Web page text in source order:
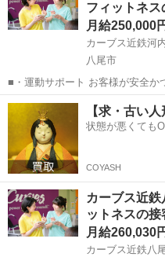
フィットネ
月給250,000
カーブス近鉄河
八尾市
■・運動サポート お客様が安全か
の使い方をアドバイスします。
どなので、難しい指導はありませ
ょう！」といったお声がけをしな
大阪 八尾市 その他
【求・古い
状態が悪くても
COYASH
カーブス近
ットネスの
月給260,030
カーブス近鉄八